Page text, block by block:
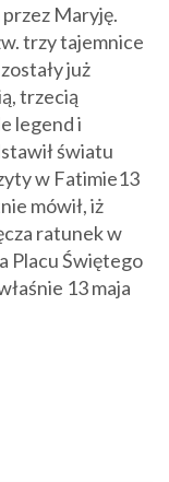
Maryję.
trzy tajemnice
już
trzecią
legend i
światu
w Fatimie13
mówił, iż
ratunek w
Placu Świętego
13 maja